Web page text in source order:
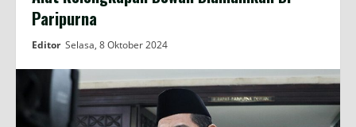
Paripurna
Editor Selasa, 8 Oktober 2024